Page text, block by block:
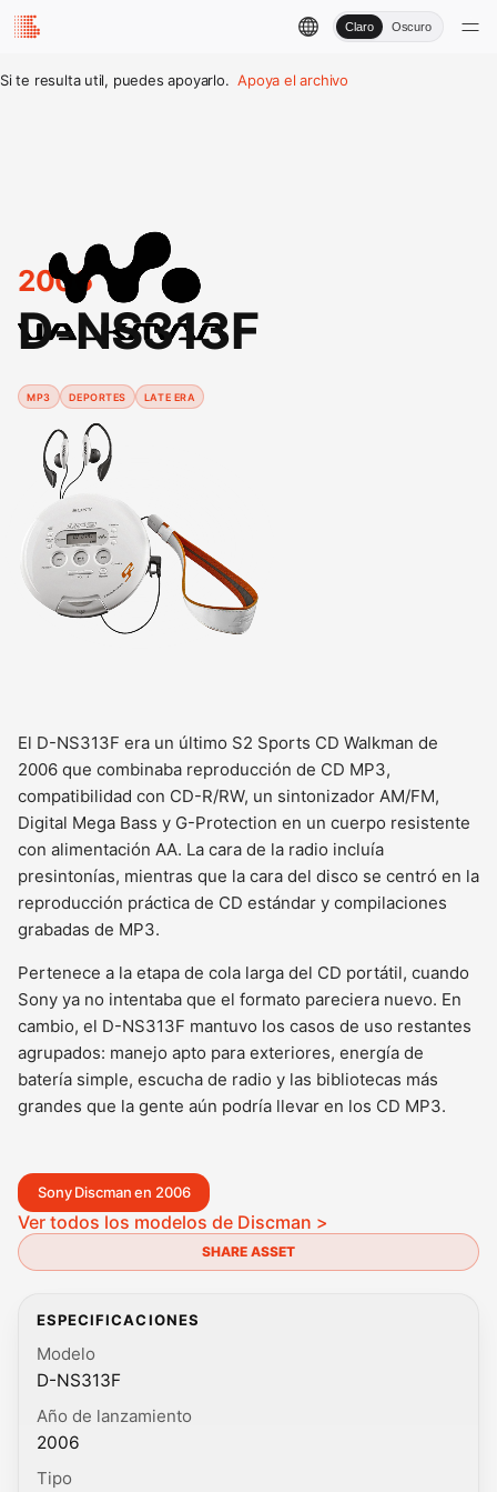
Claro Oscuro
Si te resulta util, puedes apoyarlo. Apoya el archivo
2006
D-NS313F
MP3 DEPORTES LATE ERA
El D-NS313F era un último S2 Sports CD Walkman de
2006 que combinaba reproducción de CD MP3,
compatibilidad con CD-R/RW, un sintonizador AM/FM,
Digital Mega Bass y G-Protection en un cuerpo resistente
con alimentación AA. La cara de la radio incluía
presintonías, mientras que la cara del disco se centró en la
reproducción práctica de CD estándar y compilaciones
grabadas de MP3.
Pertenece a la etapa de cola larga del CD portátil, cuando
Sony ya no intentaba que el formato pareciera nuevo. En
cambio, el D-NS313F mantuvo los casos de uso restantes
agrupados: manejo apto para exteriores, energía de
batería simple, escucha de radio y las bibliotecas más
grandes que la gente aún podría llevar en los CD MP3.
Sony Discman en 2006
Ver todos los modelos de Discman >
SHARE ASSET
ESPECIFICACIONES
Modelo
D-NS313F
Año de lanzamiento
2006
Tipo